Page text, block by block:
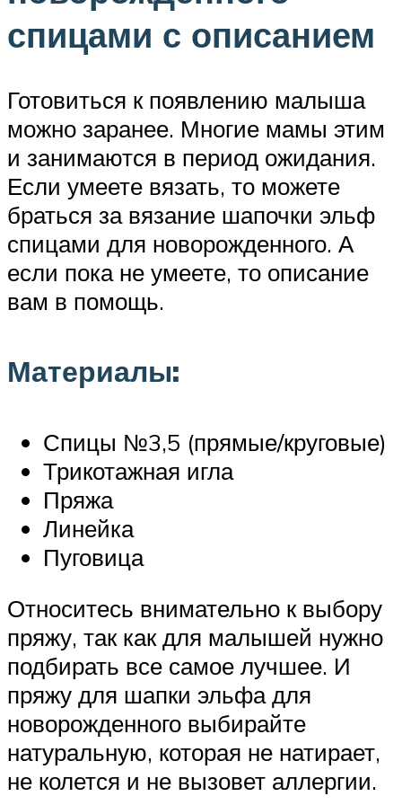
спицами с описанием
Готовиться к появлению малыша
можно заранее. Многие мамы этим
и занимаются в период ожидания.
Если умеете вязать, то можете
браться за вязание шапочки эльф
спицами для новорожденного. А
если пока не умеете, то описание
вам в помощь.
Материалы:
Спицы №3,5 (прямые/круговые)
Трикотажная игла
Пряжа
Линейка
Пуговица
Относитесь внимательно к выбору
пряжу, так как для малышей нужно
подбирать все самое лучшее. И
пряжу для шапки эльфа для
новорожденного выбирайте
натуральную, которая не натирает,
не колется и не вызовет аллергии.